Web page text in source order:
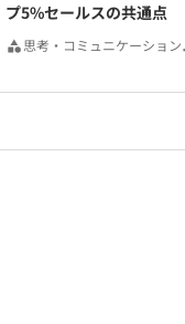
プ5%セールスの共通点
思考・コミュニケーション